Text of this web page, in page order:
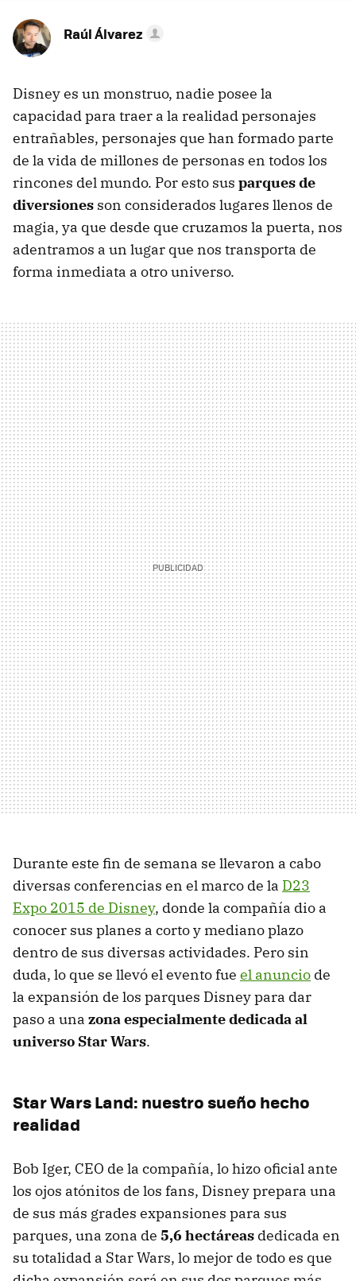
Raúl Álvarez
Disney es un monstruo, nadie posee la
capacidad para traer a la realidad personajes
entrañables, personajes que han formado parte
de la vida de millones de personas en todos los
rincones del mundo. Por esto sus parques de
diversiones son considerados lugares llenos de
magia, ya que desde que cruzamos la puerta, nos
adentramos a un lugar que nos transporta de
forma inmediata a otro universo.
Durante este fin de semana se llevaron a cabo
diversas conferencias en el marco de la D23
Expo 2015 de Disney, donde la compañía dio a
conocer sus planes a corto y mediano plazo
dentro de sus diversas actividades. Pero sin
duda, lo que se llevó el evento fue el anuncio de
la expansión de los parques Disney para dar
paso a una zona especialmente dedicada al
universo Star Wars.
Star Wars Land: nuestro sueño hecho
realidad
Bob Iger, CEO de la compañía, lo hizo oficial ante
los ojos atónitos de los fans, Disney prepara una
de sus más grades expansiones para sus
parques, una zona de 5,6 hectáreas dedicada en
su totalidad a Star Wars, lo mejor de todo es que